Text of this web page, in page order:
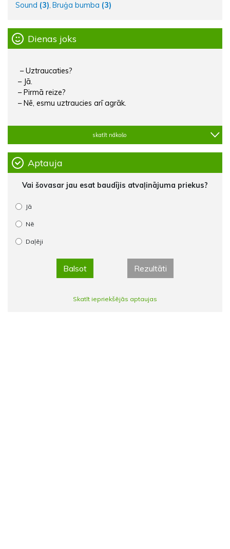
Sound (3), Bruģa bumba (3)
Dienas joks
– Uztraucaties?
– Jā.
– Pirmā reize?
– Nē, esmu uztraucies arī agrāk.
skatīt nākošo
Aptauja
Vai šovasar jau esat baudījis atvaļinājuma priekus?
Jā
Nē
Daļēji
Balsot Rezultāti
Skatīt iepriekšējās aptaujas